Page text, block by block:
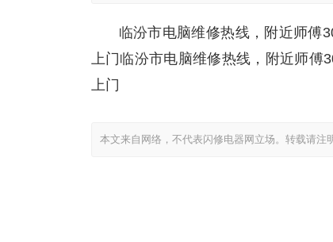
临汾市电脑维修热线，附近师傅
上门临汾市电脑维修热线，附近师傅
上门
本文来自网络，不代表闪修电器网立场。转载请注